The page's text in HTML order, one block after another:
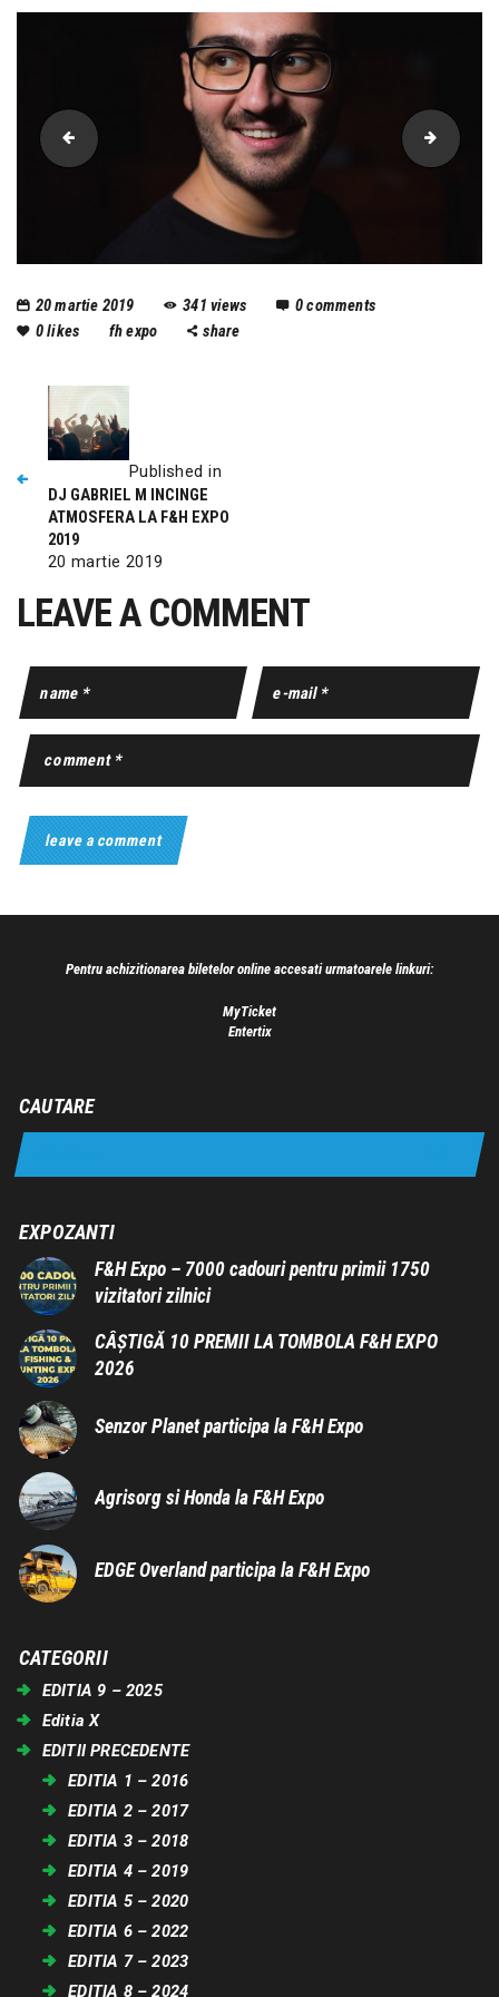
DJ-Gabriel-M
20 martie 2019 341 views 0comments
0likes fh expo share
Published in
DJ GABRIEL M INCINGE
ATMOSFERA LA F&H EXPO
2019
20 martie 2019
LEAVE A COMMENT
Pentru achizitionarea biletelor online accesati urmatoarele linkuri:
MyTicket
Entertix
CAUTARE
EXPOZANTI
F&H Expo – 7000 cadouri pentru primii 1750
vizitatori zilnici
CÂȘTIGĂ 10 PREMII LA TOMBOLA F&H EXPO
2026
Senzor Planet participa la F&H Expo
Agrisorg si Honda la F&H Expo
EDGE Overland participa la F&H Expo
CATEGORII
EDITIA 9 – 2025
Editia X
EDITII PRECEDENTE
EDITIA 1 – 2016
EDITIA 2 – 2017
EDITIA 3 – 2018
EDITIA 4 – 2019
EDITIA 5 – 2020
EDITIA 6 – 2022
EDITIA 7 – 2023
EDITIA 8 – 2024